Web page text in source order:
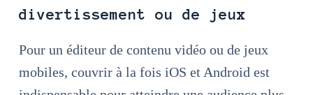
divertissement ou de jeux
Pour un éditeur de contenu vidéo ou de jeux
mobiles, couvrir à la fois iOS et Android est